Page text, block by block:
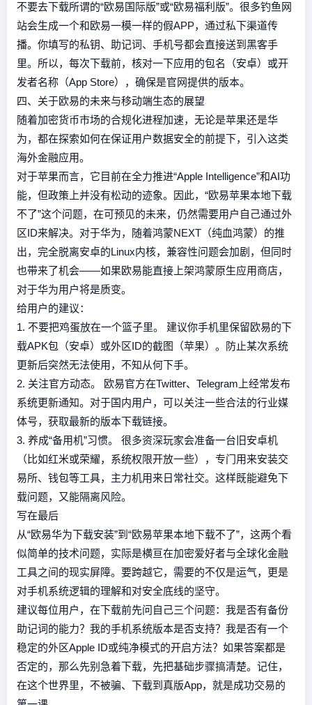
不要去下载所谓的“欧易国际版”或“欧易福利版”。很多钓鱼网
站会生成一个和欧易一模一样的假APP，通过私下渠道传
播。你填写的私钥、助记词、手机号都会直接送到黑客手
里。所以，每次下载前，核对一下应用的包名（安卓）或开
发者名称（App Store），确保是官网提供的版本。
四、关于欧易的未来与移动端生态的展望
随着加密货币市场的合规化进程加速，无论是苹果还是华
为，都在探索如何在保证用户数据安全的前提下，引入这类
海外金融应用。
对于苹果而言，它目前在全力推进“Apple Intelligence”和AI功
能，但政策上并没有松动的迹象。因此，“欧易苹果本地下载
不了”这个问题，在可预见的未来，仍然需要用户自己通过外
区ID来解决。对于华为，随着鸿蒙NEXT（纯血鸿蒙）的推
出，完全脱离安卓的Linux内核，兼容性问题会加剧，但同时
也带来了机会——如果欧易能直接上架鸿蒙原生应用商店，
对于华为用户将是质变。
给用户的建议：
1. 不要把鸡蛋放在一个篮子里。 建议你手机里保留欧易的下
载APK包（安卓）或外区ID的截图（苹果）。防止某次系统
更新后突然无法使用，不知从何下手。
2. 关注官方动态。 欧易官方在Twitter、Telegram上经常发布
系统更新通知。对于国内用户，可以关注一些合法的行业媒
体号，获取最新的版本下载链接。
3. 养成“备用机”习惯。 很多资深玩家会准备一台旧安卓机
（比如红米或荣耀，系统权限开放一些），专门用来安装交
易所、钱包等工具，主力机用来日常社交。这样既能避免下
载问题，又能隔离风险。
写在最后
从“欧易华为下载安装”到“欧易苹果本地下载不了”，这两个看
似简单的技术问题，实际是横亘在加密爱好者与全球化金融
工具之间的现实屏障。要跨越它，需要的不仅是运气，更是
对手机系统逻辑的理解和对安全底线的坚守。
建议每位用户，在下载前先问自己三个问题：我是否有备份
助记词的能力？我的手机系统版本是否支持？我是否有一个
稳定的外区Apple ID或纯净模式的开启方法？如果答案都是
否定的，那么先别急着下载，先把基础步骤搞清楚。记住，
在这个世界里，不被骗、下载到真版App，就是成功交易的